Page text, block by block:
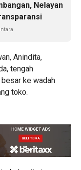
Nelayan
Anindita,
tengah
ke wadah
toko.